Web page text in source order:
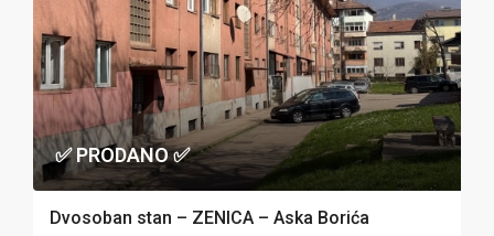
✅ PRODANO ✅
Dvosoban stan – ZENICA – Aska Borića